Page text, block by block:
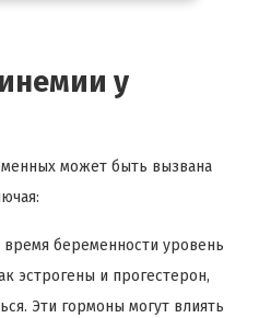
у
может быть вызвана
беременности уровень
эстрогены и прогестерон,
Эти гормоны могут влиять